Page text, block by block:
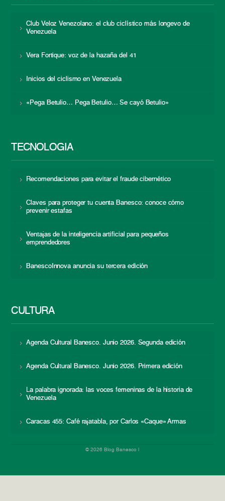
Club Veloz Venezolano: el club ciclístico más longevo de
Venezuela
Vera Fortique: voz de la hazaña del 41
Inicios del ciclismo en Venezuela
«Pega Betulio… Pega Betulio… Se cayó Betulio»
TECNOLOGÍA
Recomendaciones para evitar el fraude cibernético
Claves para proteger tu cuenta Banesco: conoce cómo
prevenir estafas
Ventajas de la inteligencia artificial para pequeños
emprendedores
BanescoInnova anuncia su tercera edición
CULTURA
Agenda Cultural Banesco. Junio 2026. Segunda edición
Agenda Cultural Banesco. Junio 2026. Primera edición
La palabra ignorada: las voces femeninas de la historia de
Venezuela
Caracas 455: Café rajatabla, por Carlos «Caque» Armas
© 2026 Blog Banesco |